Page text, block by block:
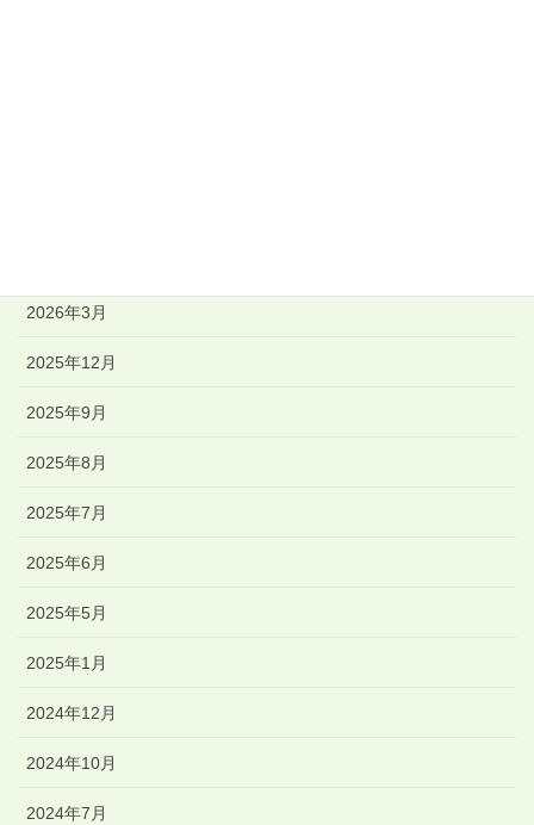
2026年3月
2025年12月
2025年9月
2025年8月
2025年7月
2025年6月
2025年5月
2025年1月
2024年12月
2024年10月
2024年7月